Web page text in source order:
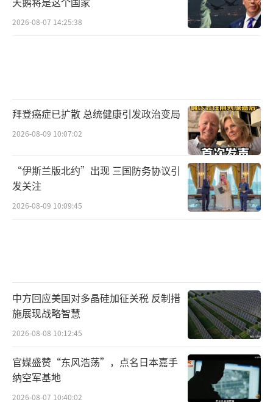
2026-08-07 14:25:38
拜登癌症已扩散 总统健康引发政治变局
2026-08-09 10:07:02
“伊斯兰版北约”出现 三国防务协议引
发关注
2026-08-09 10:09:45
中方回应美国对多晶硅加征关税 反制措
施展现战略智慧
2026-08-08 10:12:45
官媒盛赞“东风浩荡”，点名日本嘉手
纳空军基地
2026-08-07 10:40:02